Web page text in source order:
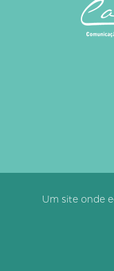
Um site onde